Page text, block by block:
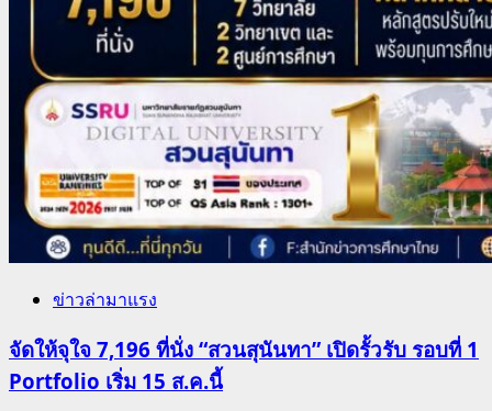
ข่าวล่ามาแรง
จัดให้จุใจ 7,196 ที่นั่ง “สวนสุนันทา” เปิดรั้วรับ รอบที่ 1
Portfolio เริ่ม 15 ส.ค.นี้